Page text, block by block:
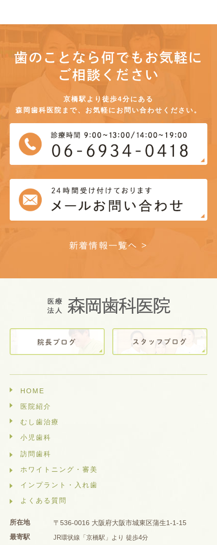
歯のことなら何でもお気軽に
ご相談ください
京橋駅より徒歩4分にある
森岡歯科医院まで、お気軽にお問い合わせください。
新着情報一覧へ >
HOME
医院紹介
むし歯治療
小児歯科
訪問歯科
ホワイトニング・審美
インプラント・入れ歯
よくある質問
所在地
〒536-0016 大阪府大阪市城東区蒲生1-1-15
最寄駅
JR環状線「京橋駅」より 徒歩4分